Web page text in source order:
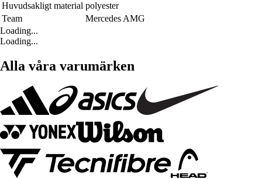
Huvudsakligt material polyester
Team
Mercedes AMG
Loading...
Loading...
Alla våra varumärken